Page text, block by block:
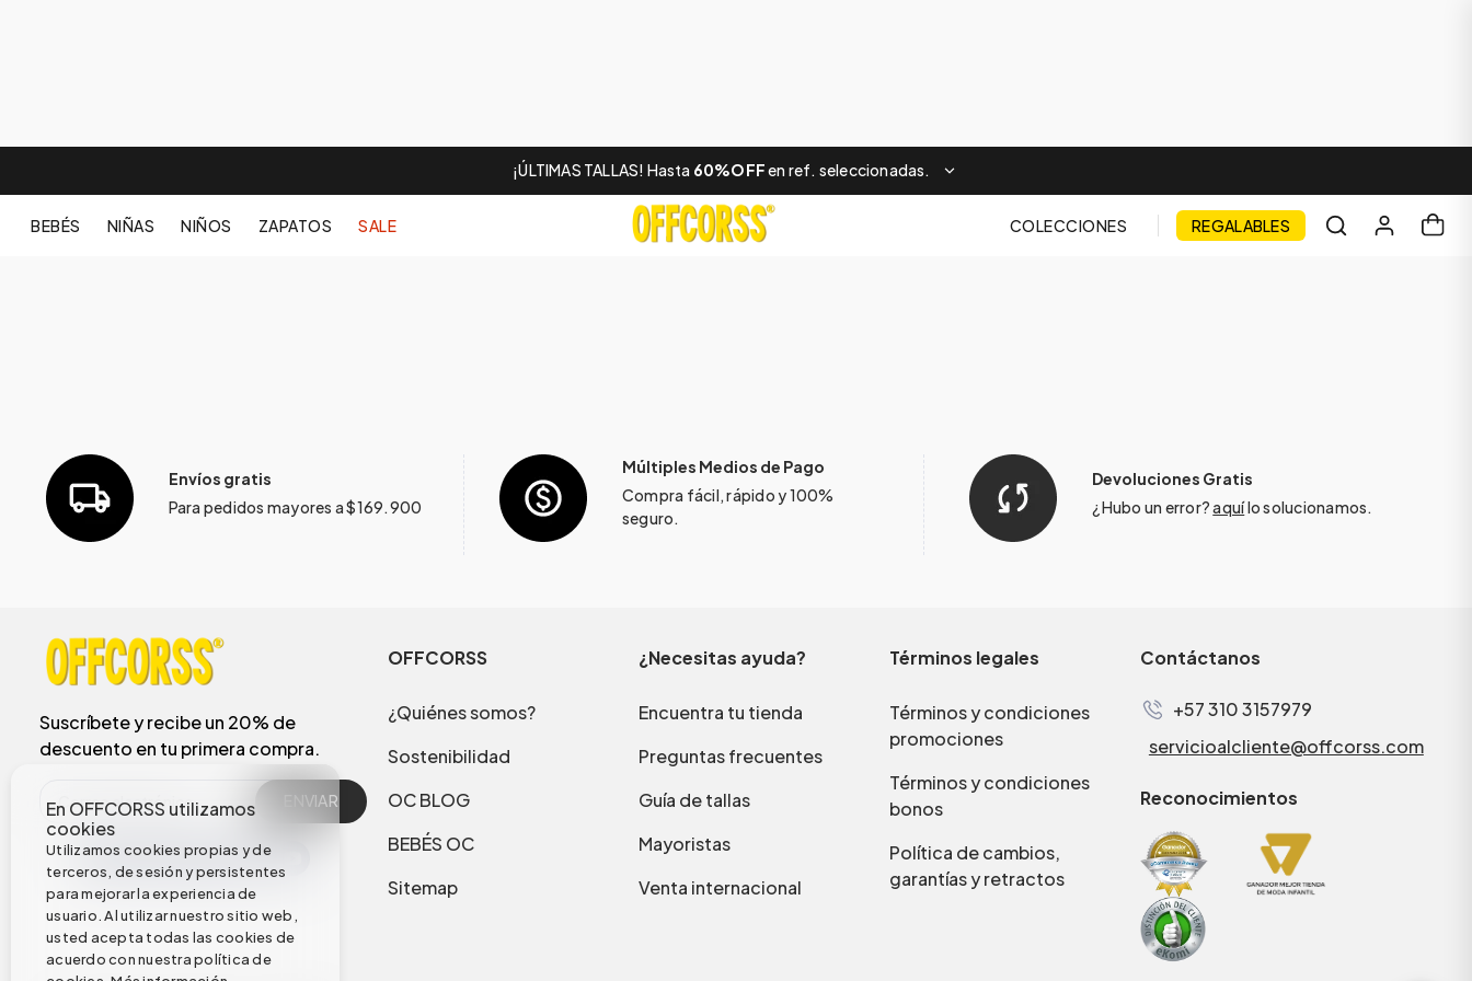
¡ÚLTIMAS TALLAS! Hasta 60%OFFen ref. seleccionadas.
BEBÉS NIÑAS NIÑOS ZAPATOS SALE COLECCIONES REGALABLES
En OFFCORSS utilizamos
cookies
Utilizamos cookies propias y de
terceros, de sesión y persistentes
para mejorar la experiencia de
usuario. Al utilizar nuestro sitio web,
usted acepta todas las cookies de
acuerdo con nuestra política de
Envíos gratis
Para pedidos mayores a $169.900
Múltiples Medios de Pago
Compra fácil, rápido y 100%
seguro.
Devoluciones Gratis
¿Hubo un error?aquílo solucionamos.
Suscríbete y recibe un 20% de
descuento en tu primera compra.
ENVIAR
OFFCORSS
¿Quiénes somos?
Sostenibilidad
OC BLOG
BEBÉS OC
Sitemap
¿Necesitas ayuda?
Encuentra tu tienda
Preguntas frecuentes
Guía de tallas
Mayoristas
Venta internacional
Términos legales
Términos y condiciones
promociones
Términos y condiciones
bonos
Política de cambios,
garantías y retractos
Contáctanos
+57 310 3157979
servicioalcliente@offcorss.com
Reconocimientos